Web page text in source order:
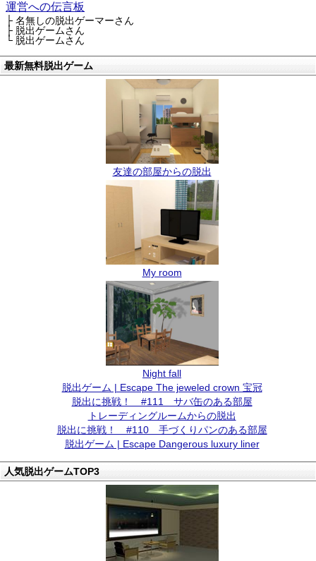
運営への伝言板
├ 名無しの脱出ゲーマーさん
├ 脱出ゲームさん
└ 脱出ゲームさん
最新無料脱出ゲーム
友達の部屋からの脱出
My room
Night fall
脱出ゲーム | Escape The jeweled crown 宝冠
脱出に挑戦！ #111 サバ缶のある部屋
トレーディングルームからの脱出
脱出に挑戦！ #110 手づくりパンのある部屋
脱出ゲーム | Escape Dangerous luxury liner
人気脱出ゲームTOP3